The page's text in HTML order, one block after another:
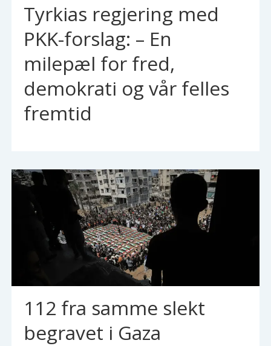
Tyrkias regjering med
PKK-forslag: – En
milepæl for fred,
demokrati og vår felles
fremtid
112 fra samme slekt
begravet i Gaza